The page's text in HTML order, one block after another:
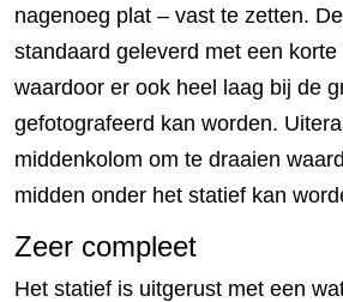
nagenoeg plat – vast te zetten.
standaard geleverd met een
waardoor er ook heel laag bij de
gefotografeerd kan worden.
middenkolom om te draaien
midden onder het statief kan
Zeer compleet
Het statief is uitgerust met een